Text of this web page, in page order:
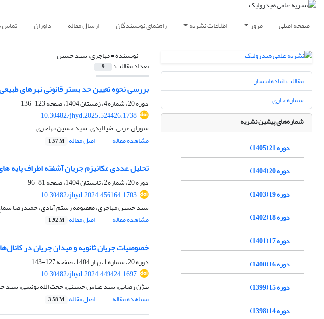
صفحه اصلی مرور اطلاعات نشریه راهنمای نویسندگان ارسال مقاله داوران تماس
نویسنده =مهاجری، سید حسین
تعداد مقالات: 9
بررسی نحوه تعیین حد بستر قانونی نهرهای
دوره 20، شماره 4، زمستان 1404، صفحه
123-136
10.30482/jhyd.2025.524426.1738
سوران عزتی، ضیا ایدی، سید حسین مهاجری
مشاهده مقاله
اصل مقاله 1.57 M
تحلیل عددی مکانیزم جریان آشفته اطراف پایه
دوره 20، شماره 2، تابستان 1404، صفحه
81-96
10.30482/jhyd.2024.456164.1703
سید حسین مهاجری، معصومه رستم آبادی، حمیدرضا
مشاهده مقاله
اصل مقاله 1.92 M
خصوصیات جریان ثانویه و میدان جریان در
دوره 20، شماره 1، بهار 1404، صفحه
127-143
10.30482/jhyd.2024.449424.1697
بیژن رضایی، سید عباس حسینی، حجت الله یونسی، سید
مشاهده مقاله
اصل مقاله 3.58 M
مقالات آماده انتشار
شماره جاری
شماره‌های پیشین نشریه
دوره 21 (1405)
دوره 20 (1404)
دوره 19 (1403)
دوره 18 (1402)
دوره 17 (1401)
دوره 16 (1400)
دوره 15 (1399)
دوره 14 (1398)